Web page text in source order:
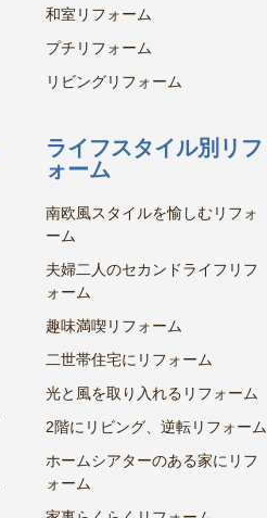
和室リフォーム
プチリフォーム
リビングリフォーム
ライフスタイル別リフ
ォーム
南欧風スタイルを愉しむリフォ
ーム
夫婦二人のセカンドライフリフ
ォーム
趣味満喫リフォーム
二世帯住宅にリフォーム
光と風を取り入れるリフォーム
2階にリビング、逆転リフォーム
ホームシアターのある家にリフ
ォーム